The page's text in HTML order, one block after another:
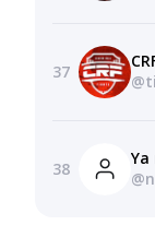
37
38
Ya